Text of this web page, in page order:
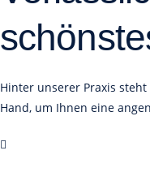
Hinter unserer Praxis
Hand, um Ihnen eine